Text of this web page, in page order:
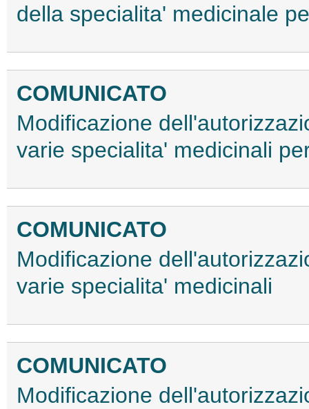
della specialita' medicinale
COMUNICATO
Modificazione
varie specialita' medicinali
COMUNICATO
Modificazione
varie specialita' medicinali
COMUNICATO
Modificazione